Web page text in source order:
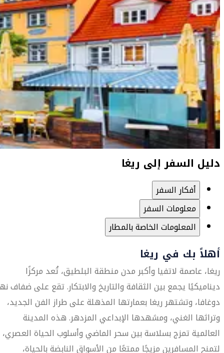
دليل السفر إلى ريغا
أفكار السفر
معلومات السفر
المعلومات الخاصة بالمطار
أهلاً بك في ريغا
ريغا، عاصمة لاتفيا وأكبر مدن منطقة البلطيق، تُعد مركزًا
ديناميكيًا يجمع بين الثقافة والتاريخ والابتكار. تقع على ضفاف
دوغافا، وتشتهر ريغا بعمارتها المذهلة على طراز الفن الجديد،
وتراثها الغني، ومشهدها الإبداعي المزدهر. هذه المدينة
العالمية تمزج بسلاسة بين سحر الماضي وأسلوب الحياة العصري،
لتمنح المسافرين مزيجًا ممتعًا من الأسواق النابضة بالحياة،